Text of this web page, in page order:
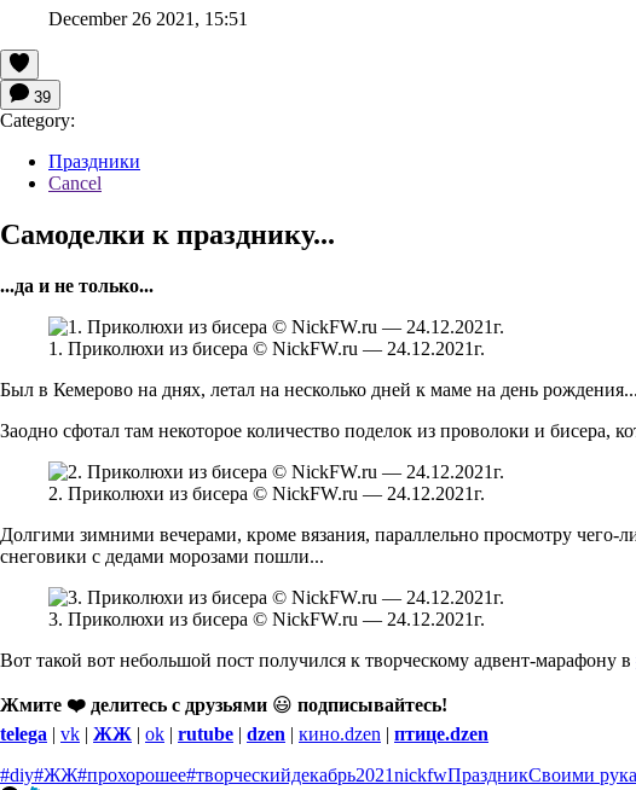
December 26 2021, 15:51
39
Category:
Праздники
Cancel
Самоделки к празднику...
...да и не только...
1. Приколюхи из бисера © NickFW.ru — 24.12.2021г.
Был в Кемерово на днях, летал на несколько дней к маме на день рождения...
Заодно сфотал там некоторое количество поделок из проволоки и бисера,
2. Приколюхи из бисера © NickFW.ru — 24.12.2021г.
Долгими зимними вечерами, кроме вязания, параллельно просмотру чего-
снеговики с дедами морозами пошли...
3. Приколюхи из бисера © NickFW.ru — 24.12.2021г.
Вот такой вот небольшой пост получился к творческому адвент-марафону в
Жмите ❤️ делитесь с друзьями 😃 подписывайтесь!
telega | vk | ЖЖ | ok | rutube | dzen | кино.dzen | птице.dzen
#diy#ЖЖ#прохорошее#творческийдекабрь2021nickfwПраздникСвоими